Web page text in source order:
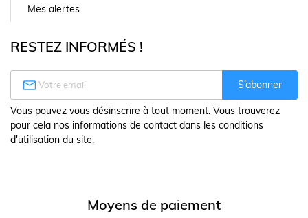
Mes alertes
RESTEZ INFORMÉS !
 S’abonner
Vous pouvez vous désinscrire à tout moment. Vous trouverez
pour cela nos informations de contact dans les conditions
d'utilisation du site.
Moyens de paiement